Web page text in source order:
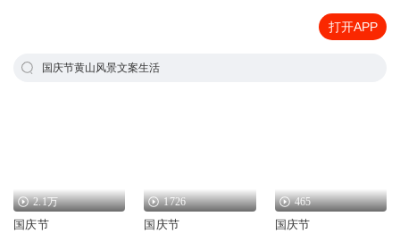
打开APP
国庆节黄山风景文案生活
2.1万
国庆节
1726
国庆节
465
国庆节